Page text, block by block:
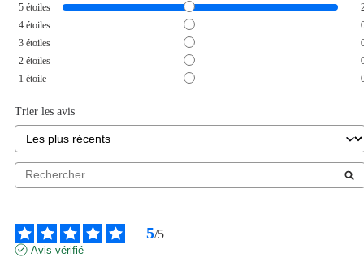
5 étoiles
4 étoiles
3 étoiles
2 étoiles
1 étoile
Trier les avis
5/5
Avis vérifié